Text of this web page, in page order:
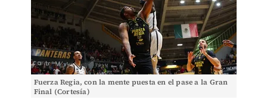
Fuerza Regia, con la mente puesta en el pase a la Gran
Final (Cortesía)